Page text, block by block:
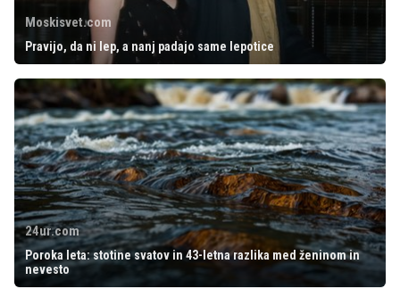
Moskisvet.com
Pravijo, da ni lep, a nanj padajo same lepotice
24ur.com
Poroka leta: stotine svatov in 43-letna razlika med ženinom in
nevesto